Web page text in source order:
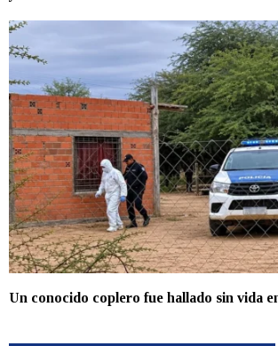
Un conocido coplero fue hallado sin vida